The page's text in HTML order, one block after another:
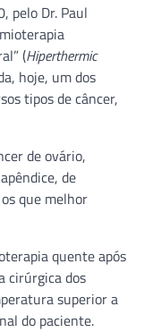
pelo Dr. Paul
(Hiperthermic
hoje, um dos
tipos de câncer,
de ovário,
de
que melhor
quente após
cirúrgica dos
superior a
do paciente.